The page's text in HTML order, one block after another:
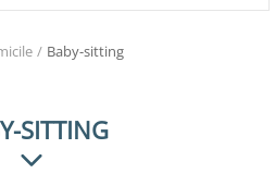
Baby-sitting
SITTING